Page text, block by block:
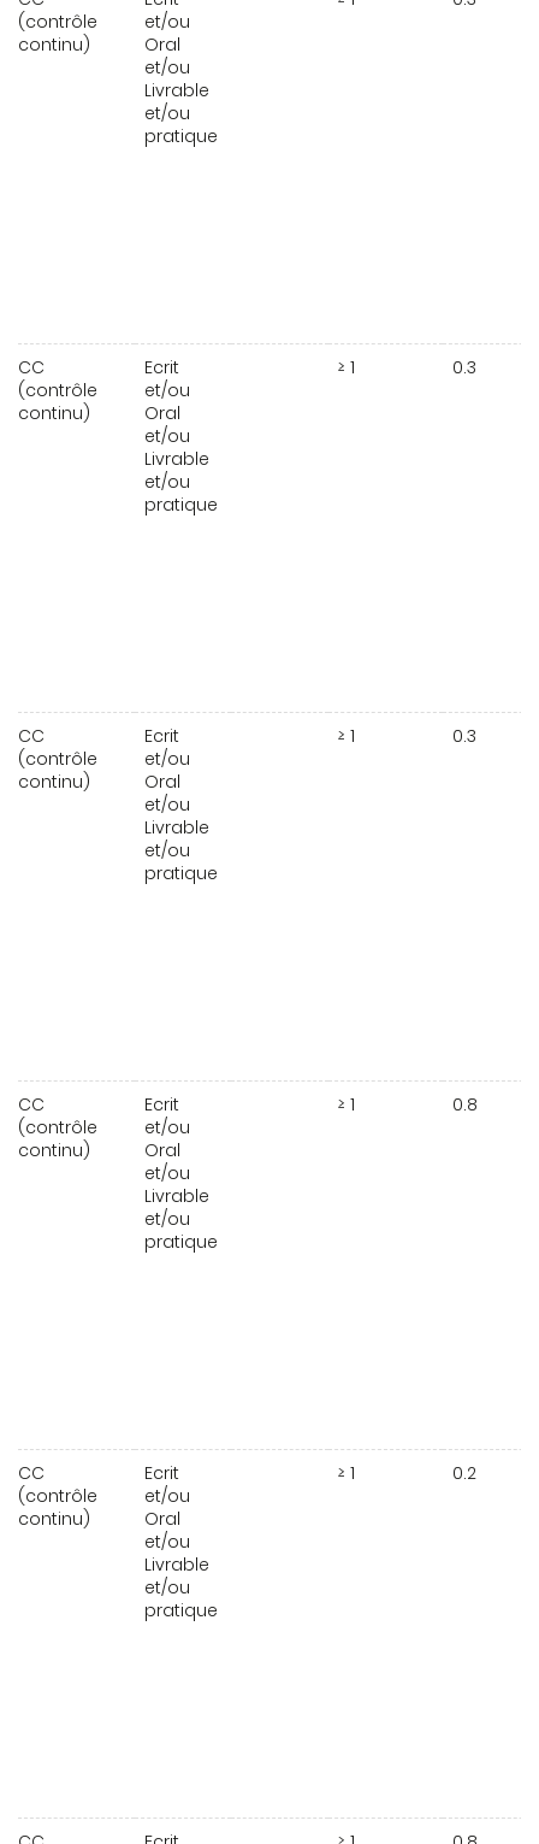
(contrôle
continu)
et/ou
Oral
et/ou
Livrable
et/ou
pratique
CC
(contrôle
continu)
Ecrit
et/ou
Oral
et/ou
Livrable
et/ou
pratique
≥ 1 0.3
CC
(contrôle
continu)
Ecrit
et/ou
Oral
et/ou
Livrable
et/ou
pratique
≥ 1 0.3
CC
(contrôle
continu)
Ecrit
et/ou
Oral
et/ou
Livrable
et/ou
pratique
≥ 1 0.8
CC
(contrôle
continu)
Ecrit
et/ou
Oral
et/ou
Livrable
et/ou
pratique
≥ 1 0.2